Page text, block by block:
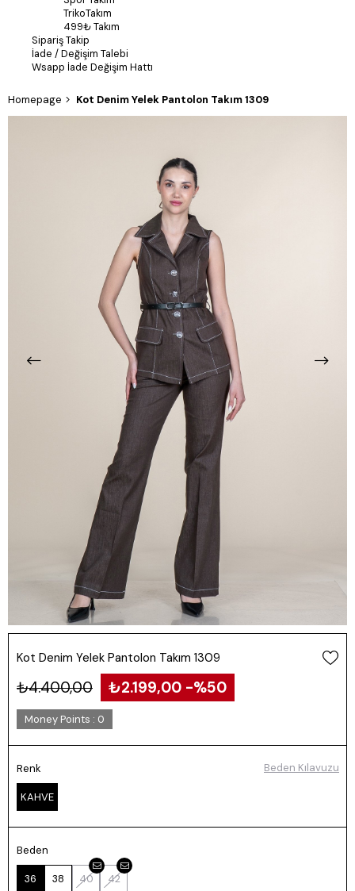
TrikoTakım
499₺ Takım
Sipariş Takip
İade / Değişim Talebi
Wsapp İade Değişim Hattı
Homepage Kot Denim Yelek Pantolon Takım 1309
Kot Denim Yelek Pantolon Takım 1309
₺4.400,00 ₺2.199,00 50
Money Points : 0
Renk
KAHVE
Beden
36 38 40 42
Beden Kılavuzu